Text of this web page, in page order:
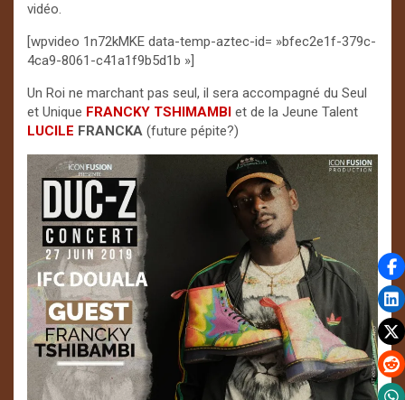
vidéo.
[wpvideo 1n72kMKE data-temp-aztec-id= »bfec2e1f-379c-
4ca9-8061-c41a1f9b5d1b »]
Un Roi ne marchant pas seul, il sera accompagné du Seul
et Unique FRANCKY TSHIMAMBI et de la Jeune Talent
LUCILE FRANCKA (future pépite?)